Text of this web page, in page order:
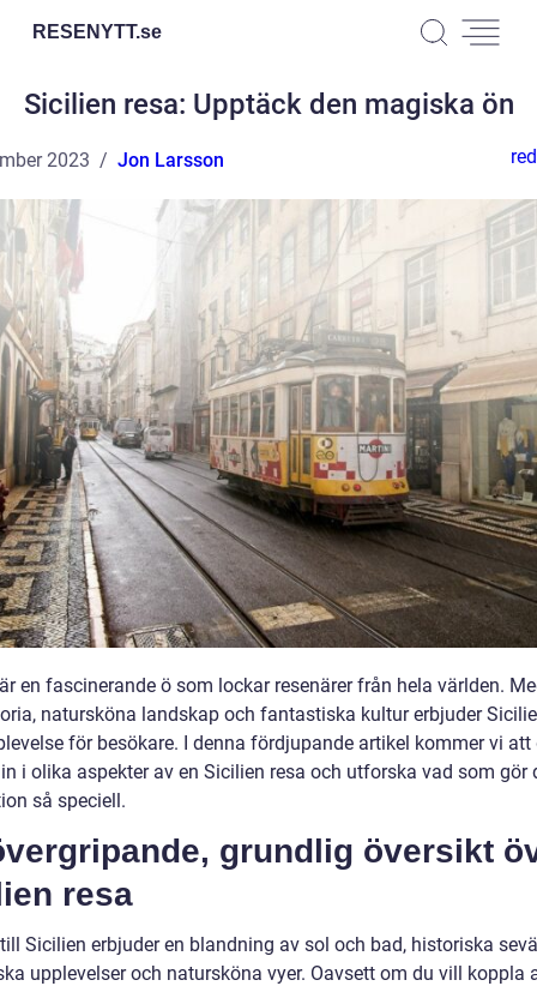
RESENYTT.se
Sicilien resa: Upptäck den magiska ön
2023 Jon Larsson
en fascinerande ö som lockar resenärer från hela världen.
natursköna landskap och fantastiska kultur erbjuder
för besökare. I denna fördjupande artikel kommer vi att
i olika aspekter av en Sicilien resa och utforska vad som gör
så speciell.
grundlig översikt
resa
Sicilien erbjuder en blandning av sol och bad, historiska
upplevelser och natursköna vyer. Oavsett om du vill koppla